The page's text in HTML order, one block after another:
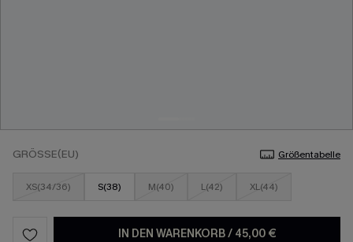
GRÖSSE(EU) Größentabelle
XS(34/36) S(38) M(40) L(42) XL(44)
IN DEN WARENKORB/ 45,00 €